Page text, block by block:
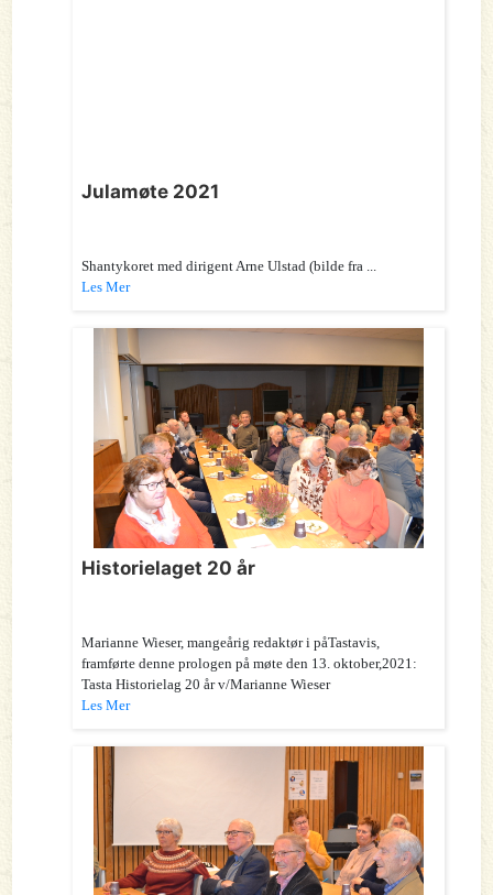
Julamøte 2021
Shantykoret med dirigent Arne Ulstad (bilde fra ...
Les Mer
Historielaget 20 år
Marianne Wieser, mangeårig redaktør i påTastavis,
framførte denne prologen på møte den 13. oktober,2021:
Tasta Historielag 20 år v/Marianne Wieser
Les Mer